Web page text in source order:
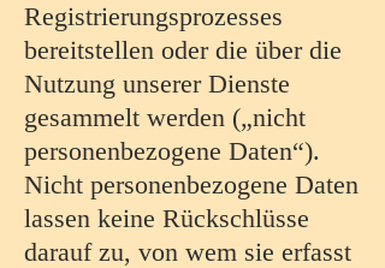
Registrierungsprozesses
bereitstellen oder die über die
Nutzung unserer Dienste
gesammelt werden („nicht
personenbezogene Daten“).
Nicht personenbezogene Daten
lassen keine Rückschlüsse
darauf zu, von wem sie erfasst